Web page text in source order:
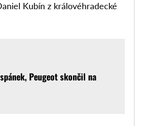
Kubín z královéhradecké
Peugeot skončil na